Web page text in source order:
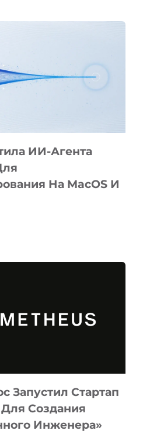
ИИ-Агента
На MacOS И
Запустил Стартап
Создания
Инженера»